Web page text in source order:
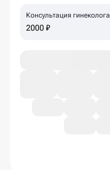
Консультация гинеколога
2000 ₽